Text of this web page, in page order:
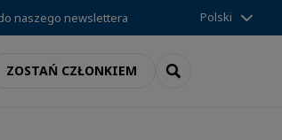
naszego newslettera Polski
ZOSTAŃ CZŁONKIEM SEARCH